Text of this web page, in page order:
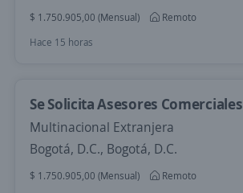
$ 1.750.905,00 (Mensual)
Remoto
Hace 15 horas
Se Solicita Asesores Comerciales
Multinacional Extranjera
Bogotá, D.C., Bogotá, D.C.
$ 1.750.905,00 (Mensual)
Remoto